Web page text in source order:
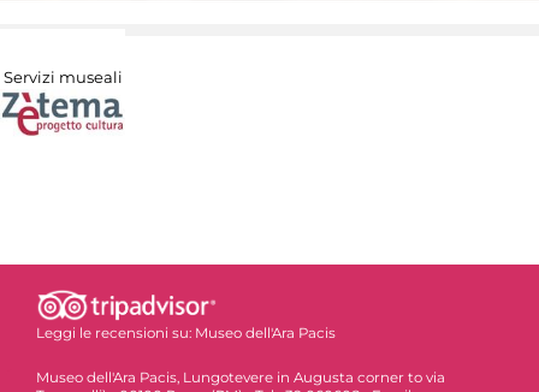
Servizi museali
Leggi le recensioni su: Museo dell'Ara Pacis
Museo dell'Ara Pacis, Lungotevere in Augusta corner to via